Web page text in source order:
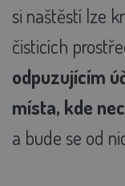
si naštěstí lze
čisticích
odpuzujícím
místa, kde
a bude se od